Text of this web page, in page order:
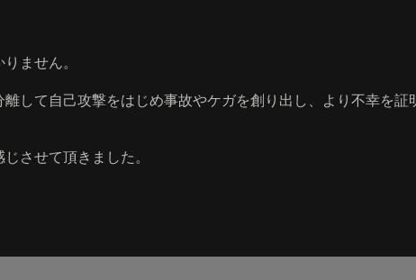
ません。
して自己攻撃をはじめ事故やケガを創り出し、より不幸を証
させて頂きました。